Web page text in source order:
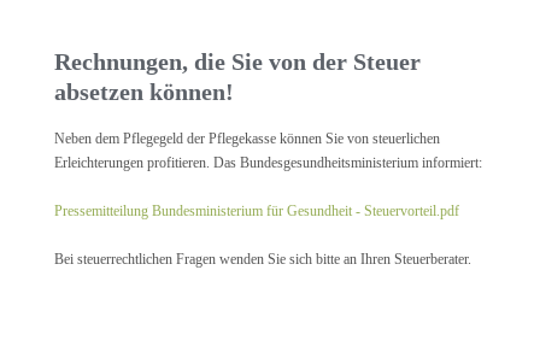
Rechnungen, die Sie von der Steuer
absetzen können!
Neben dem Pflegegeld der Pflegekasse können Sie von steuerlichen
Erleichterungen profitieren. Das Bundesgesundheitsministerium informiert:
Pressemitteilung Bundesministerium für Gesundheit - Steuervorteil.pdf
Bei steuerrechtlichen Fragen wenden Sie sich bitte an Ihren Steuerberater.